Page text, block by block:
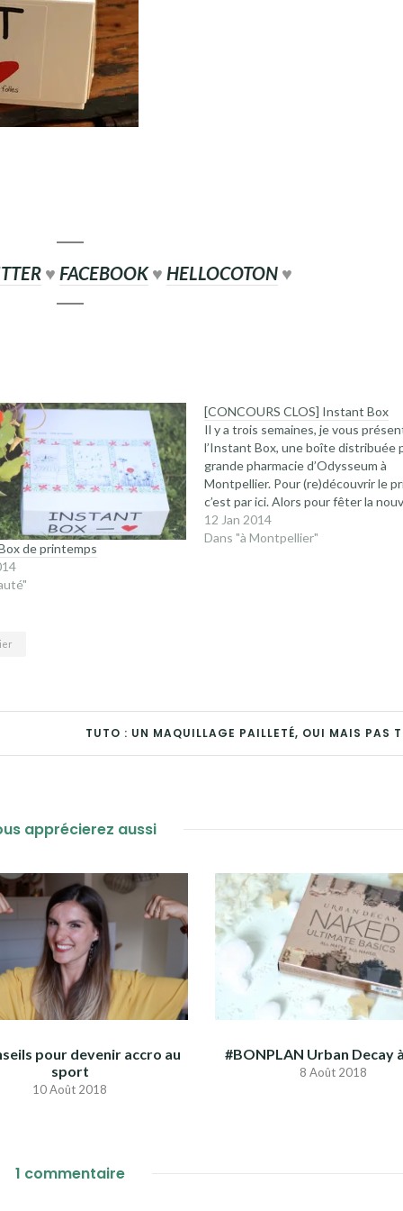
♥FACEBOOK♥HELLOCOTON ♥
de printemps
[CONCOURS CLOS] Instant Box
Il y a trois semaines, je vous
l’Instant Box, une boîte distribuée
grande pharmacie d’Odysseum à
Montpellier. Pour (re)découvrir le
c’est par ici. Alors pour fêter la
année, avec Fanny avec qui on
de très agréables mails, nous
12 Jan 2014
Dans "à Montpellier"
TUTO : UN MAQUILLAGE PAILLETÉ, OUI MAIS PAS
apprécierez aussi
pour devenir accro au
sport
10 Août 2018
#BONPLAN Urban Decay
8 Août 2018
1 commentaire